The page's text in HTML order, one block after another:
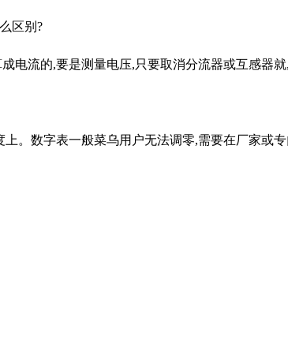
区别?
电流的,要是测量电压,只要取消分流器或互感器
。数字表一般菜乌用户无法调零,需要在厂家或专